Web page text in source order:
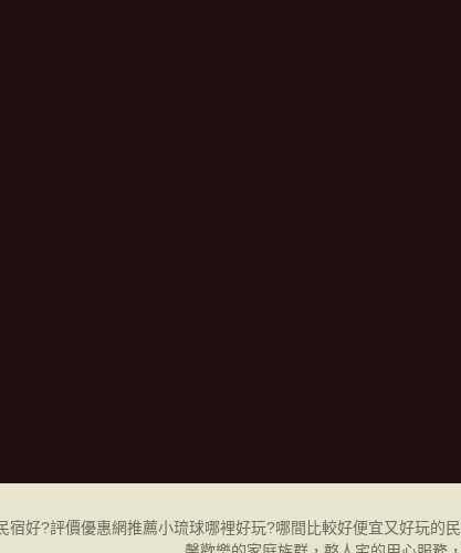
宿好?評價優惠網推薦小琉球哪裡好玩?哪間比較好便宜又好玩